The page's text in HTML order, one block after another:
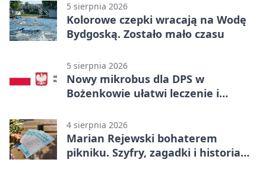
5 sierpnia 2026
Kolorowe czepki wracają na Wodę
Bydgoską. Zostało mało czasu
5 sierpnia 2026
Nowy mikrobus dla DPS w
Bożenkowie ułatwi leczenie i
4 sierpnia 2026
Marian Rejewski bohaterem
pikniku. Szyfry, zagadki i historia